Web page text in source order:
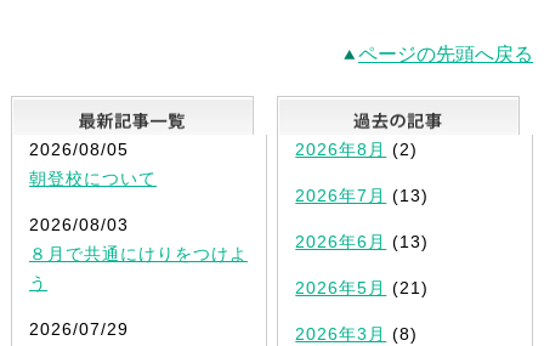
ページの先頭へ戻る
最新記事一覧
2026/08/05
朝登校について
2026/08/03
８月で共通にけりをつけよ
う
2026/07/29
2026年8月 (2)
2026年7月 (13)
2026年6月 (13)
2026年5月 (21)
2026年3月 (8)